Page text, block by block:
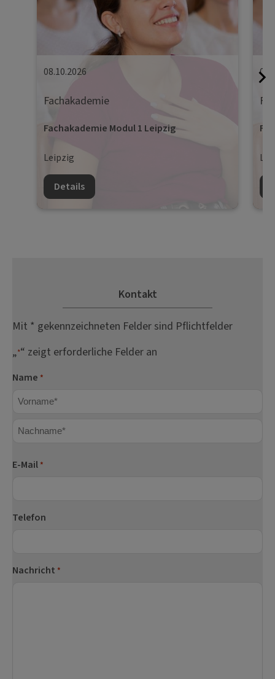
08.10.2026
Fachakademie
Fachakademie Modul 1 Leipzig
Leipzig
Details
Kontakt
Mit * gekennzeichneten Felder sind Pflichtfelder
„*“ zeigt erforderliche Felder an
Name *
E-Mail *
Telefon
Nachricht *